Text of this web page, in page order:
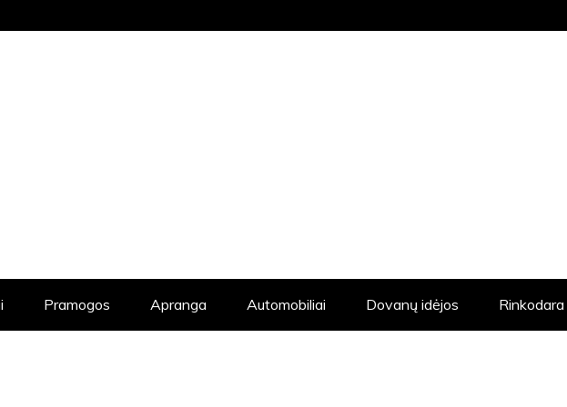
Pramogos Apranga Automobiliai Dovanų idėjos Rinkodara